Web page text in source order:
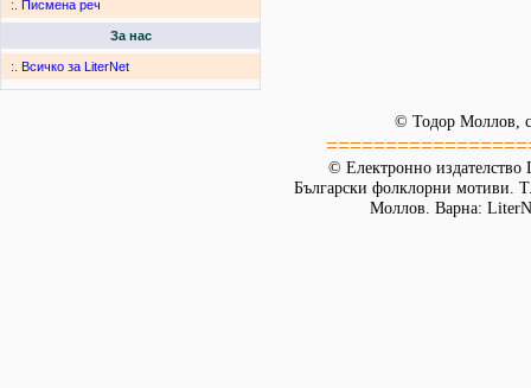
:. Писмена реч
За нас
:. Всичко за LiterNet
© Тодор Моллов,
© Електронно издателство
Български фолклорни мотиви.
Моллов. Варна: